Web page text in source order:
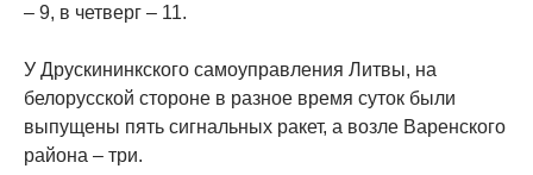
– 9, в четверг – 11.
У Друскининкского самоуправления Литвы, на
белорусской стороне в разное время суток были
выпущены пять сигнальных ракет, а возле Варенского
района – три.